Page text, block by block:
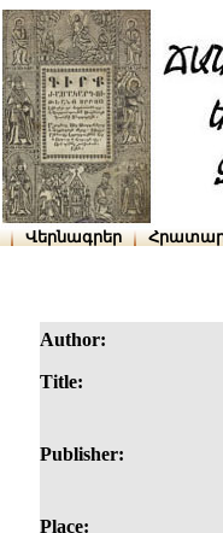
Վերնագրեր
Author:
Title:
Publisher:
Place: